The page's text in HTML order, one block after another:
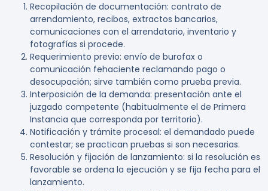
Recopilación de documentación: contrato de
arrendamiento, recibos, extractos bancarios,
comunicaciones con el arrendatario, inventario y
fotografías si procede.
Requerimiento previo: envío de burofax o
comunicación fehaciente reclamando pago o
desocupación; sirve también como prueba previa.
Interposición de la demanda: presentación ante el
juzgado competente (habitualmente el de Primera
Instancia que corresponda por territorio).
Notificación y trámite procesal: el demandado puede
contestar; se practican pruebas si son necesarias.
Resolución y fijación de lanzamiento: si la resolución es
favorable se ordena la ejecución y se fija fecha para el
lanzamiento.